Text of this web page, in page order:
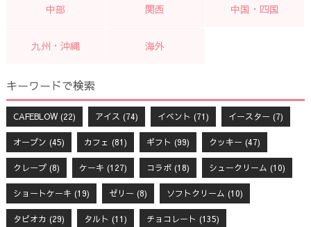
中部 関西 中国・四国
九州・沖縄 海外
キーワードで検索
CAFEBLOW(22) アイス (74) イベント (71) イースター (7)
オープン (45) カフェ (81) ギフト (99) クッキー (47)
クレープ(8) ケーキ (127) コラボ(18) シュークリーム (10)
ショートケーキ (19) ゼリー (8) ソフトクリーム (10)
タピオカ (29) タルト (11) チョコレート (135)